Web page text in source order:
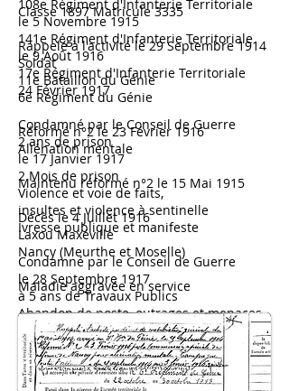
108e Régiment d'Infanterie Territoriale
le 5 Novembre 1915
141e Régiment d'Infanterie Territoriale
le 9 Août 1916
17e Régiment d'Infanterie Territoriale
24 Février 1917
Condamné par le Conseil de Guerre
2 ans de prison
le 17 Janvier 1917
2 Mois de prison
Violence et voie de faits,
insultes et violence à sentinelle
Ivresse publique et manifeste
Condamné par le Conseil de Guerre
le 28 Septembre 1917
à 5 ans de Travaux Publics
Abandon de poste, outrages et menaces
Écrouéle 16 Octobre 1917
à l'Atelier des Travaux Publics de Bougie
(Algérie)
Classe 1897 Matricule 3335
Rappelé à l'activité le 29 Septembre 1914
Soldat
11e Bataillon du Génie
6e Régiment du Génie
Réformé n°2 le 23 Février 1916
Aliénation mentale
Maintenu réformé n°2 le 15 Mai 1915
Décès le 4 Juillet 1916
Laxou Maxéville
Nancy (Meurthe et Moselle)
Maladie aggravée en service